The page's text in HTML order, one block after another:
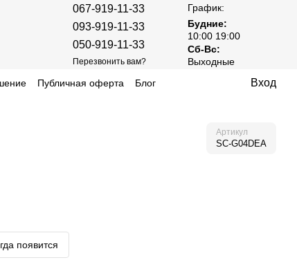
067-919-11-33
093-919-11-33
050-919-11-33
Перезвонить вам?
График:
Будние:
10:00 19:00
Сб-Вс:
Выходные
Публичная оферта Блог Вход
Артикул
SC-G04DEA
появится